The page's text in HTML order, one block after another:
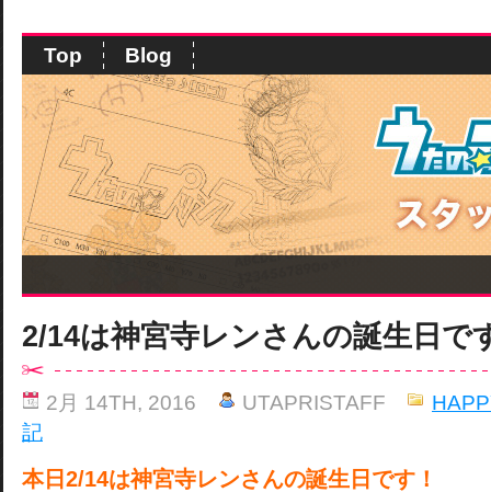
Top Blog
2/14は神宮寺レンさんの誕生日で
2月 14TH, 2016 UTAPRISTAFF
記
本日2/14は神宮寺レンさんの誕生日です！